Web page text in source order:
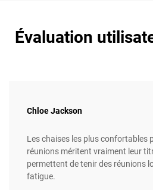
Évaluation
Chloe Jackson
Les chaises les plus confortables
réunions méritent vraiment leur
permettent de tenir des réunions
fatigue.